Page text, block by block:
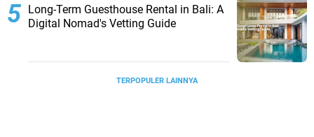
Long-Term Guesthouse Rental in Bali: A
Digital Nomad's Vetting Guide
TERPOPULER LAINNYA